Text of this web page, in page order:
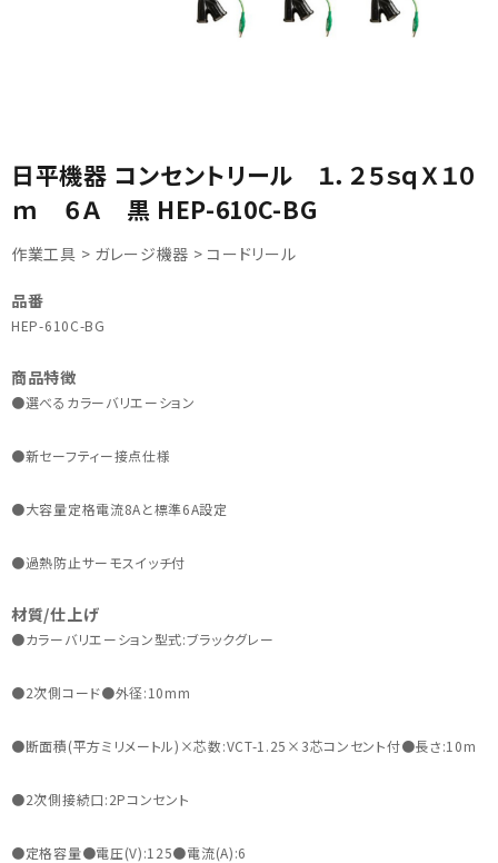
メーカーから選ぶ
ガレージ機器
補助金で購入
日平機器 コンセントリール １．２５ｓｑＸ１０
ｍ ６Ａ 黒 HEP-610C-BG
作業工具 > ガレージ機器 > コードリール
品番
HEP-610C-BG
商品特徴
●選べるカラーバリエーション
●新セーフティー接点仕様
●大容量定格電流8Aと標準6A設定
●過熱防止サーモスイッチ付
材質/仕上げ
●カラーバリエーション型式:ブラックグレー
●2次側コード●外径:10mm
●断面積(平方ミリメートル)×芯数:VCT-1.25×3芯コンセント付●長さ:10m
●2次側接続口:2Pコンセント
●定格容量●電圧(V):125●電流(A):6